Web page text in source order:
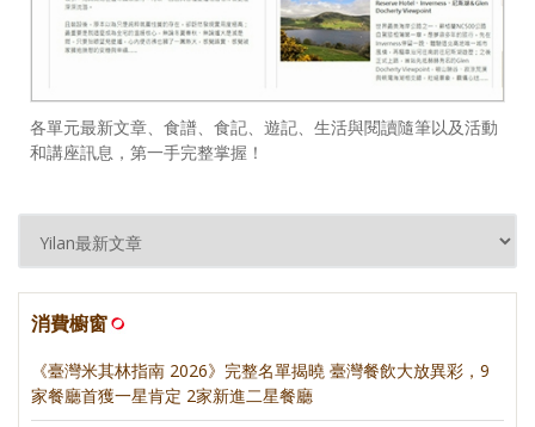
各單元最新文章、食譜、食記、遊記、生活與閱讀隨筆以及活動
和講座訊息，第一手完整掌握！
消費櫥窗
《臺灣米其林指南 2026》完整名單揭曉 臺灣餐飲大放異彩，9
家餐廳首獲一星肯定 2家新進二星餐廳